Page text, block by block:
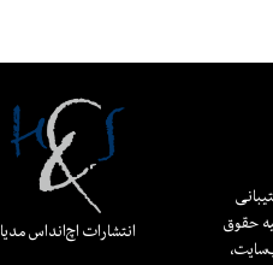
حقوق
انتشارات اچ‌اند‌اس مدیا